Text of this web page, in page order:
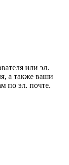
или эл.
а также ваши
по эл. почте.